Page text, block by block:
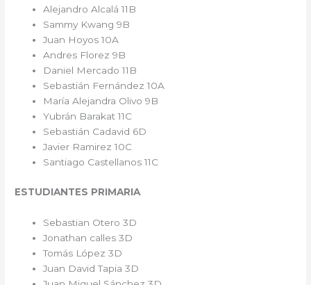
Alejandro Alcalá 11B
Sammy Kwang 9B
Juan Hoyos 10A
Andres Florez 9B
Daniel Mercado 11B
Sebastián Fernández 10A
María Alejandra Olivo 9B
Yubrán Barakat 11C
Sebastián Cadavid 6D
Javier Ramirez 10C
Santiago Castellanos 11C
ESTUDIANTES PRIMARIA
Sebastian Otero 3D
Jonathan calles 3D
Tomás López 3D
Juan David Tapia 3D